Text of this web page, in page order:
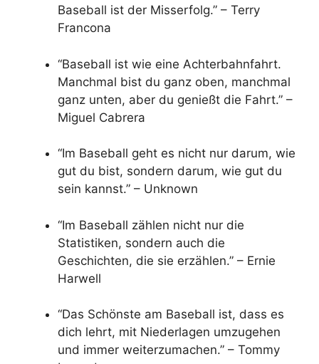
Baseball ist der Misserfolg.” – Terry
Francona
“Baseball ist wie eine Achterbahnfahrt.
Manchmal bist du ganz oben, manchmal
ganz unten, aber du genießt die Fahrt.” –
Miguel Cabrera
“Im Baseball geht es nicht nur darum, wie
gut du bist, sondern darum, wie gut du
sein kannst.” – Unknown
“Im Baseball zählen nicht nur die
Statistiken, sondern auch die
Geschichten, die sie erzählen.” – Ernie
Harwell
“Das Schönste am Baseball ist, dass es
dich lehrt, mit Niederlagen umzugehen
und immer weiterzumachen.” – Tommy